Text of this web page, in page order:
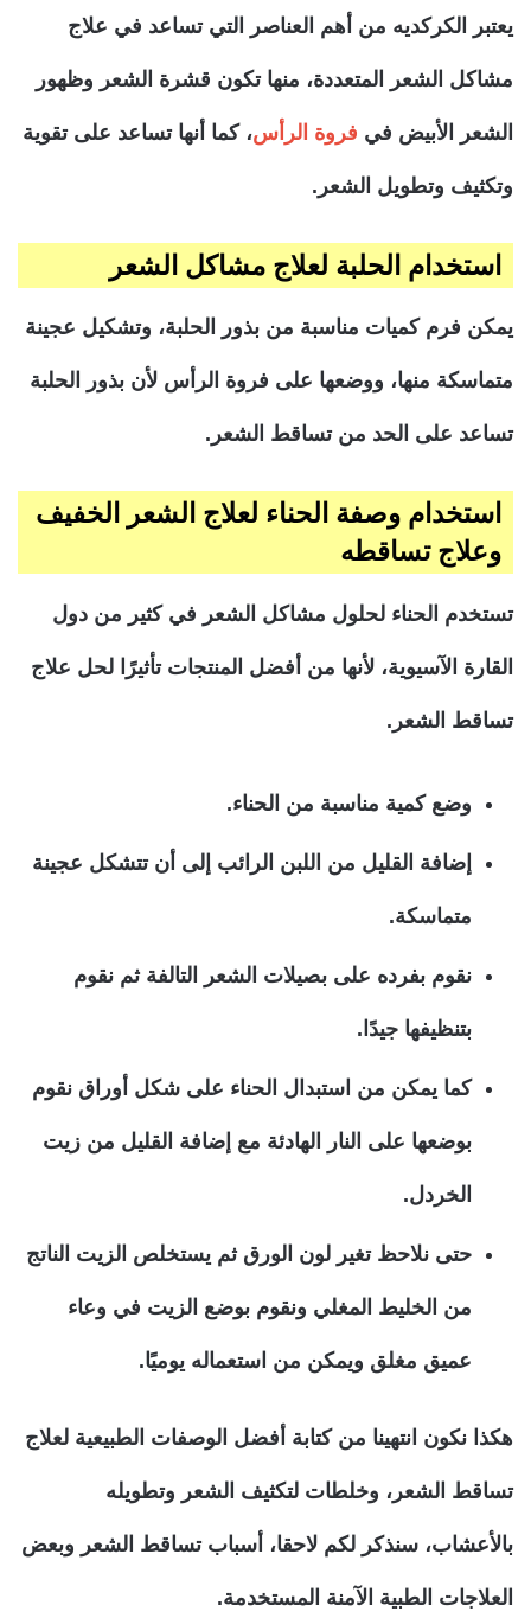
يعتبر الكركديه من أهم العناصر التي تساعد في علاج
مشاكل الشعر المتعددة، منها تكون قشرة الشعر وظهور
الشعر الأبيض في فروة الرأس، كما أنها تساعد على تقوية
وتكثيف وتطويل الشعر.
استخدام الحلبة لعلاج مشاكل الشعر
يمكن فرم كميات مناسبة من بذور الحلبة، وتشكيل عجينة
متماسكة منها، ووضعها على فروة الرأس لأن بذور الحلبة
تساعد على الحد من تساقط الشعر.
استخدام وصفة الحناء لعلاج الشعر الخفيف
وعلاج تساقطه
تستخدم الحناء لحلول مشاكل الشعر في كثير من دول
القارة الآسيوية، لأنها من أفضل المنتجات تأثيرًا لحل علاج
تساقط الشعر.
وضع كمية مناسبة من الحناء.
إضافة القليل من اللبن الرائب إلى أن تتشكل عجينة
متماسكة.
نقوم بفرده على بصيلات الشعر التالفة ثم نقوم
بتنظيفها جيدًا.
كما يمكن من استبدال الحناء على شكل أوراق نقوم
بوضعها على النار الهادئة مع إضافة القليل من زيت
الخردل.
حتى نلاحظ تغير لون الورق ثم يستخلص الزيت الناتج
من الخليط المغلي ونقوم بوضع الزيت في وعاء
عميق مغلق ويمكن من استعماله يوميًا.
هكذا نكون انتهينا من كتابة أفضل الوصفات الطبيعية لعلاج
تساقط الشعر، وخلطات لتكثيف الشعر وتطويله
بالأعشاب، سنذكر لكم لاحقا، أسباب تساقط الشعر وبعض
العلاجات الطبية الآمنة المستخدمة.